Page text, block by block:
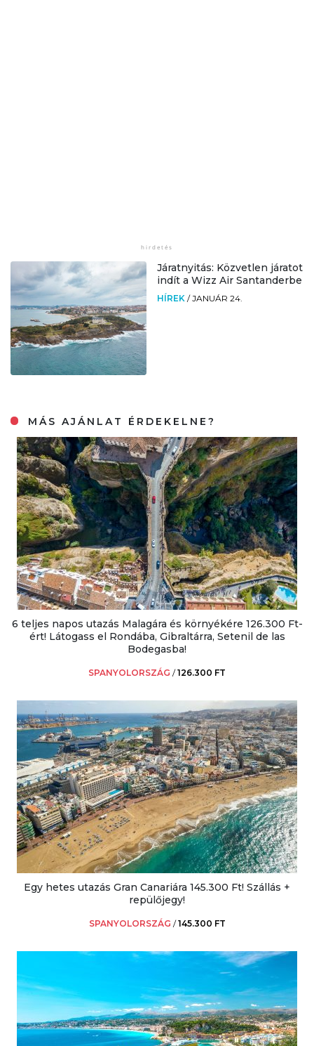
Járatnyitás: Közvetlen járatot
indít a Wizz Air Santanderbe
HÍREK /JANUÁR 24.
MÁS AJÁNLAT ÉRDEKELNE?
6 teljes napos utazás Malagára és környékére 126.300 Ft-
ért! Látogass el Rondába, Gibraltárra, Setenil de las
Bodegasba!
SPANYOLORSZÁG /126.300 FT
Egy hetes utazás Gran Canariára 145.300 Ft! Szállás +
repülőjegy!
SPANYOLORSZÁG /145.300 FT